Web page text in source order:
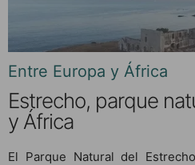
Entre Europa y África
Estrecho, parque
y África
El Parque Natural del